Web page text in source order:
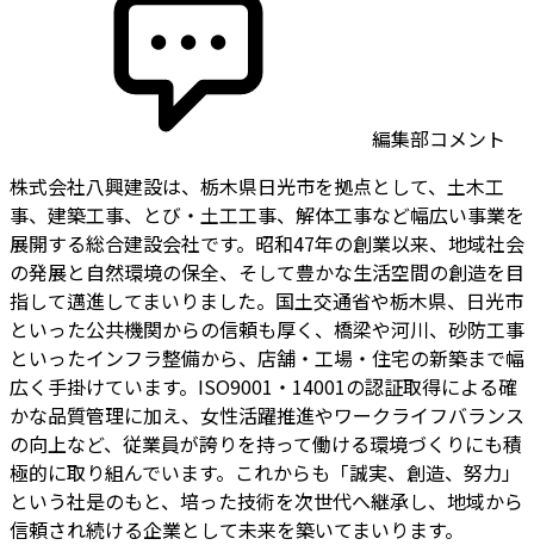
編集部コメント
株式会社八興建設は、栃木県日光市を拠点として、土木工
事、建築工事、とび・土工工事、解体工事など幅広い事業を
展開する総合建設会社です。昭和47年の創業以来、地域社会
の発展と自然環境の保全、そして豊かな生活空間の創造を目
指して邁進してまいりました。国土交通省や栃木県、日光市
といった公共機関からの信頼も厚く、橋梁や河川、砂防工事
といったインフラ整備から、店舗・工場・住宅の新築まで幅
広く手掛けています。ISO9001・14001の認証取得による確
かな品質管理に加え、女性活躍推進やワークライフバランス
の向上など、従業員が誇りを持って働ける環境づくりにも積
極的に取り組んでいます。これからも「誠実、創造、努力」
という社是のもと、培った技術を次世代へ継承し、地域から
信頼され続ける企業として未来を築いてまいります。